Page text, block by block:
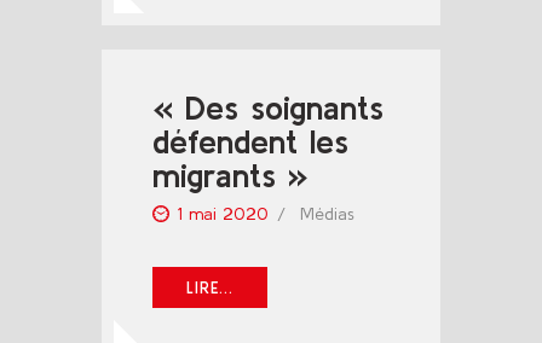
« Des soignants
défendent les
migrants »
1 mai 2020 Médias
LIRE...